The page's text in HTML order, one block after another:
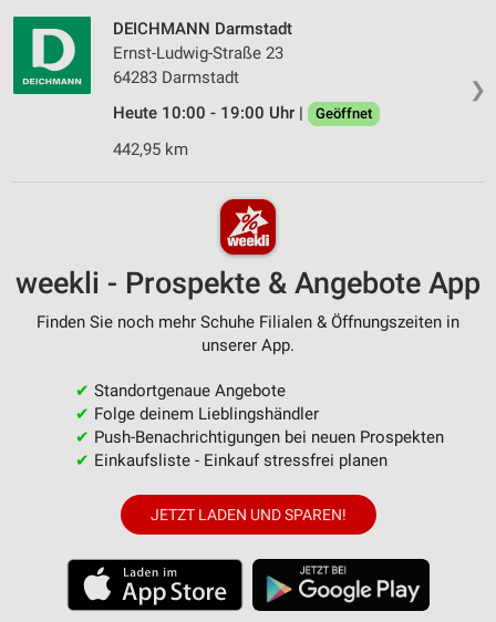
❯
DEICHMANN Darmstadt
Ernst-Ludwig-Straße 23
64283 Darmstadt
Heute 10:00 - 19:00 Uhr |
Geöffnet
442,95 km
weekli - Prospekte & Angebote App
Finden Sie noch mehr Schuhe Filialen & Öffnungszeiten in
unserer App.
✔ Standortgenaue Angebote
✔ Folge deinem Lieblingshändler
✔ Push-Benachrichtigungen bei neuen Prospekten
✔ Einkaufsliste - Einkauf stressfrei planen
JETZT LADEN UND SPAREN!